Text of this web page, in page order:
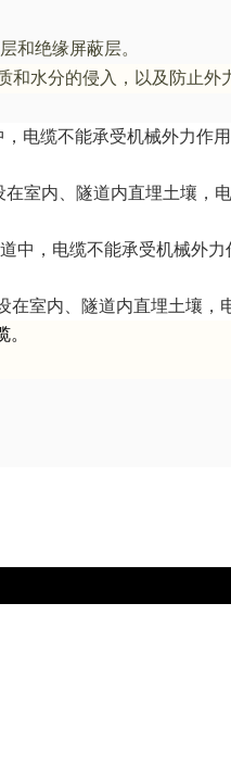
和绝缘屏蔽层。
水分的侵入，以及防止外
电缆不能承受机械外力作用
在室内、隧道内直埋土壤，
中，电缆不能承受机械外力
在室内、隧道内直埋土壤，